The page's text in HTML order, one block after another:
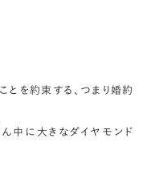
とを約束する、つまり婚約
中に大きなダイヤモンド